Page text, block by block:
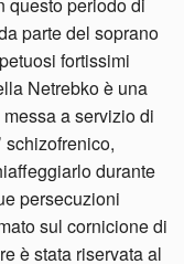
parte del soprano
fortissimi
Netrebko è una
a servizio di
schizofrenico,
durante
persecuzioni
sul cornicione di
è stata riservata al